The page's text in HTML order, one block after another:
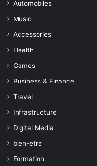
Automobiles
Music
Accessories
Health
Games
Business & Finance
Travel
Infrastructure
Digital Media
bien-etre
Formation